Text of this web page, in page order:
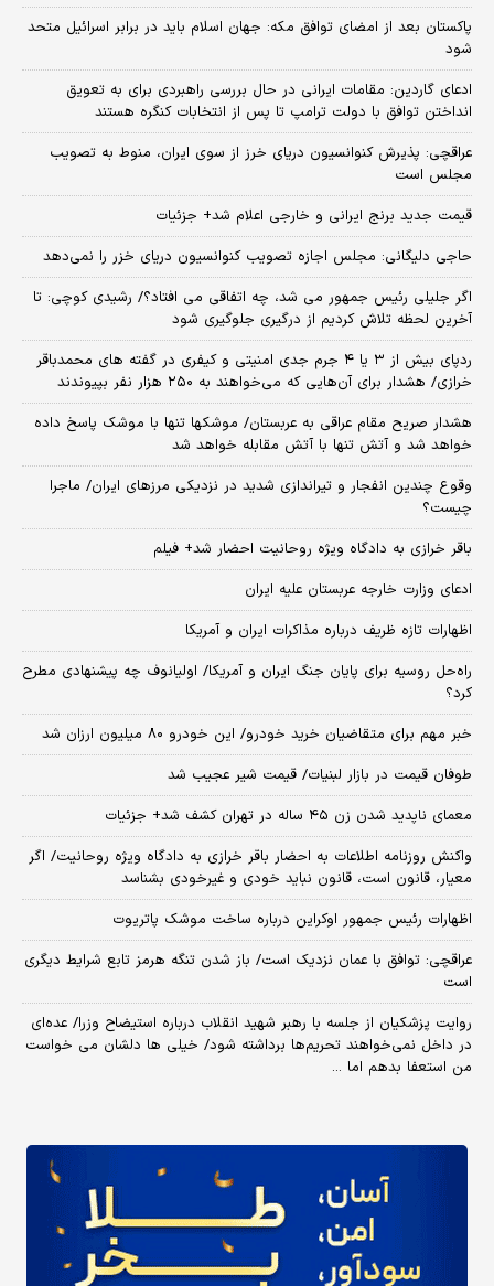
پاکستان بعد از امضای توافق مکه: جهان اسلام باید در برابر اسرائیل متحد
شود
ادعای گاردین: مقامات ایرانی در حال بررسی راهبردی برای به تعویق
انداختن توافق با دولت ترامپ تا پس از انتخابات کنگره هستند
عراقچی: پذیرش کنوانسیون دریای خرز از سوی ایران، منوط به تصویب
مجلس است
قیمت جدید برنج ایرانی و خارجی اعلام شد+ جزئیات
حاجی دلیگانی: مجلس اجازه تصویب کنوانسیون دریای خزر را نمی‌دهد
اگر جلیلی رئیس جمهور می شد، چه اتفاقی می افتاد؟/ رشیدی کوچی: تا
آخرین لحظه تلاش کردیم از درگیری جلوگیری شود
ردپای بیش از ۳ یا ۴ جرم جدی امنیتی و کیفری در گفته های محمدباقر
خرازی/ هشدار برای آن‌هایی که می‌خواهند به ۲۵۰ هزار نفر بپیوندند
هشدار صریح مقام عراقی به عربستان/ موشکها تنها با موشک پاسخ داده
خواهد شد و آتش تنها با آتش مقابله خواهد شد
وقوع چندین انفجار و تیراندازی شدید در نزدیکی مرز‌های ایران/ ماجرا
چیست؟
باقر خرازی به دادگاه ویژه روحانیت احضار شد+ فیلم
ادعای وزارت خارجه عربستان علیه ایران
اظهارات تازه ظریف درباره مذاکرات ایران و آمریکا
راه‌حل روسیه برای پایان جنگ ایران و آمریکا/ اولیانوف چه پیشنهادی مطرح
کرد؟
خبر مهم برای متقاضیان خرید خودرو/ این خودرو ۸۰ میلیون ارزان شد
طوفان قیمت در بازار لبنیات/ قیمت شیر عجیب شد
معمای ناپدید شدن زن ۴۵ ساله در تهران کشف شد+ جزئیات
واکنش روزنامه اطلاعات به احضار باقر خرازی به دادگاه ویژه روحانیت/ اگر
معیار، قانون است، قانون نباید خودی و غیرخودی بشناسد
اظهارات رئیس جمهور اوکراین درباره ساخت موشک پاتریوت
عراقچی: توافق با عمان نزدیک است/ باز شدن تنگه هرمز تابع شرایط دیگری
است
روایت پزشکیان از جلسه با رهبر شهید انقلاب درباره استیضاح وزرا/ عده‌ای
در داخل نمی‌خواهند تحریم‌ها برداشته شود/ خیلی ها دلشان می خواست
من استعفا بدهم اما ...